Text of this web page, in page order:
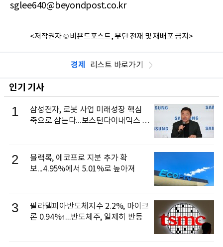
sglee640@beyondpost.co.kr
<저작권자 © 비욘드포스트, 무단 전재 및 재배포 금지>
경제 리스트 바로가기
인기 기사
1
삼성전자, 로봇 사업 미래성장 핵심
축으로 삼는다...보스턴다이내믹스 출
2
블랙록, 에코프로 지분 추가 확
보...4.95%에서 5.01%로 높아져
3
필라델피아반도체지수 2.2%, 마이크
론 0.94%↑...반도체주, 일제히 반등